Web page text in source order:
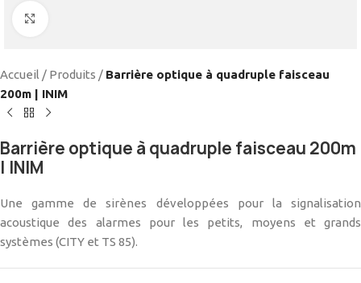
Accueil / Produits / Barrière optique à quadruple faisceau
200m | INIM
Barrière optique à quadruple faisceau 200m
| INIM
Une gamme de sirènes développées pour la signalisation
acoustique des alarmes pour les petits, moyens et grands
systèmes (CITY et TS 85).